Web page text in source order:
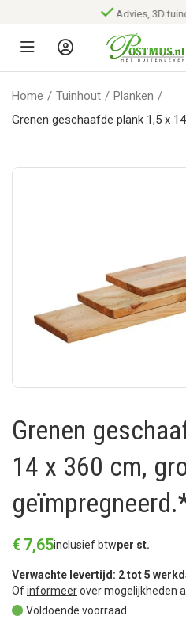
Advies, 3D
Home / Tuinhout / Planken /
Grenen geschaafde plank 1,5 x
Grenen
14 x 360 cm,
€ 7,65inclusief btwper st.
Verwachte levertijd: 2 tot 5
Ofinformeerover mogelijkheden
Voldoende voorraad